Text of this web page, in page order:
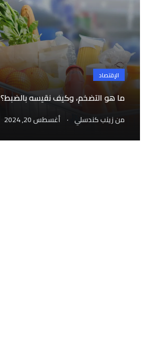
الإقتصاد
ما هو التضخم، وكيف نقيسه بالضبط؟
منزينب كندسلي . أغسطس 20, 2024